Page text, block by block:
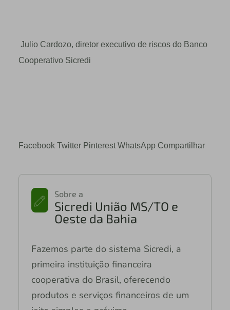
Julio Cardozo, diretor executivo de riscos do Banco
Cooperativo Sicredi
Facebook Twitter Pinterest WhatsApp Compartilhar
Sobre a
Sicredi União MS/TO e
Oeste da Bahia
Fazemos parte do sistema Sicredi, a
primeira instituição financeira
cooperativa do Brasil, oferecendo
produtos e serviços financeiros de um